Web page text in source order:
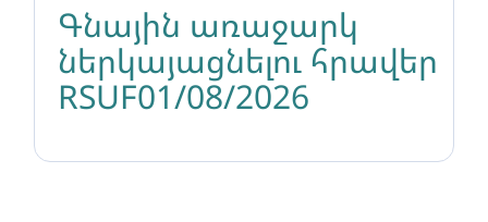
Գնային առաջարկ
ներկայացնելու հրավեր
RSUF01/08/2026